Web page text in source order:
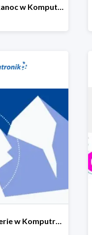
Okazje na Wielkanoc w Komputronik do -500 zł
Góry okazji na ferie w Komputronik do -40%